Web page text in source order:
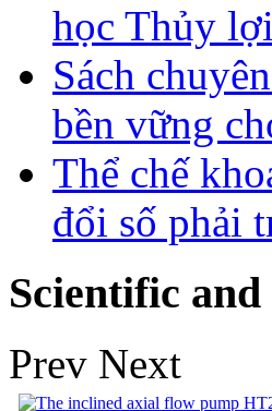
học Thủy
Sách
bền vững
Thể chế
đổi số phải
Scientific
Prev Next